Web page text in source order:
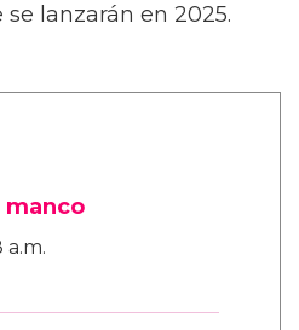
lanzarán en 2025.
manco
a.m.